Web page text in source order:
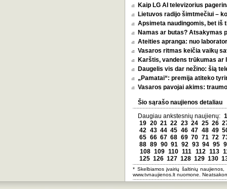
Kaip LG AI televizorius
Lietuvos radijo šimtmečiui –
Apsimeta naudingomis, bet iš
Namas ar butas? Atsakymas
Ateities apranga: nuo
Vasaros ritmas keičia vaikų
Karštis, vandens trūkumas ar
Daugelis vis dar nežino: šią
„Pamatai“: premija atiteko
Vasaros pavojai akims:
Šio sąrašo naujienos detaliau
Daugiau ankstesnių naujienų: 1
19 20 21 22 23 24 25 26
42 43 44 45 46 47 48 49
65 66 67 68 69 70 71 72
88 89 90 91 92 93 94 95
108 109 110 111 112 113
125 126 127 128 129 130
* Skelbiamos įvairių šaltinių
www.tvnaujienos.lt nuomone.